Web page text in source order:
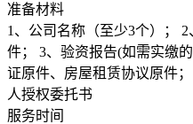
准备材料
1、公司名称（至少3个）；
件； 3、验资报告(如需实缴
证原件、房屋租赁协议原件
人授权委托书
服务时间